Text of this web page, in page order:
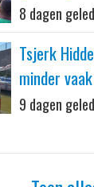
8 dagen
Tsjerk
minder
9 dagen